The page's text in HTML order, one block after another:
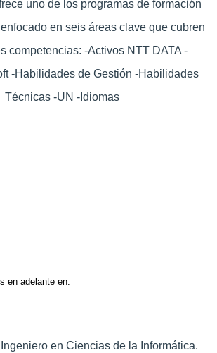
uno de los programas de formación
en seis áreas clave que cubren
competencias: -Activos NTT DATA -
-Habilidades de Gestión -Habilidades
Técnicas -UN -Idiomas
en adelante en:
en Ciencias de la Informática.